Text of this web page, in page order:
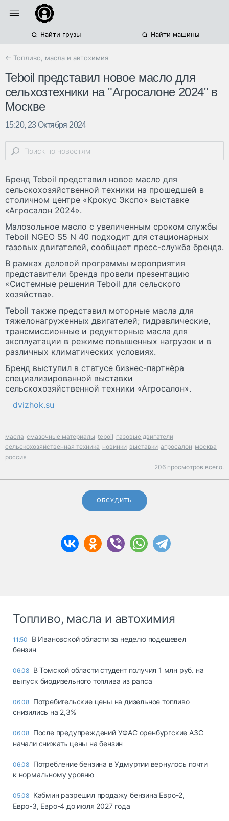
Найти грузы Найти машины
← Топливо, масла и автохимия
Teboil представил новое масло для
сельхозтехники на "Агросалоне 2024" в
Москве
15:20, 23 Октября 2024
Бренд Teboil представил новое масло для
сельскохозяйственной техники на прошедшей в
столичном центре «Крокус Экспо» выставке
«Агросалон 2024».
Малозольное масло с увеличенным сроком службы
Teboil NGEO S5 N 40 подходит для стационарных
газовых двигателей, сообщает пресс-служба бренда.
В рамках деловой программы мероприятия
представители бренда провели презентацию
«Системные решения Teboil для сельского
хозяйства».
Teboil также представил моторные масла для
тяжелонагруженных двигателей; гидравлические,
трансмиссионные и редукторные масла для
эксплуатации в режиме повышенных нагрузок и в
различных климатических условиях.
Бренд выступил в статусе бизнес-партнёра
специализированной выставки
сельскохозяйственной техники «Агросалон».
dvizhok.su
масла смазочные материалы teboil газовые двигатели
сельскохозяйственная техника новинки выставки агросалон москва
россия
206 просмотров всего.
ОБСУДИТЬ
Топливо, масла и автохимия
11:50
В Ивановской области за неделю подешевел
бензин
06.08 В Томской области студент получил 1 млн руб. на
выпуск биодизельного топлива из рапса
06.08 Потребительские цены на дизельное топливо
снизились на 2,3%
06.08 После предупреждений УФАС оренбургские АЗС
начали снижать цены на бензин
06.08 Потребление бензина в Удмуртии вернулось почти
к нормальному уровню
05.08 Кабмин разрешил продажу бензина Евро-2,
Евро-3, Евро-4 до июля 2027 года